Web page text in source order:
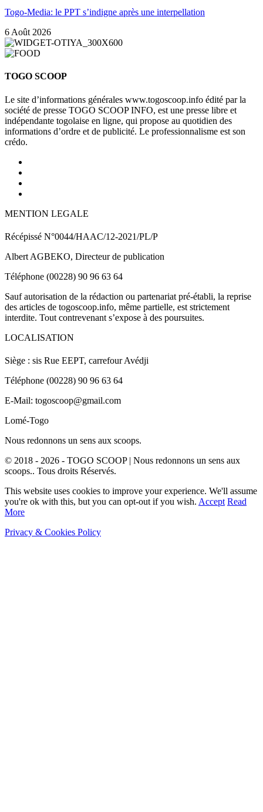
Togo-Media: le PPT s’indigne après une interpellation
6 Août 2026
TOGO SCOOP
Le site d’informations générales www.togoscoop.info édité par la
société de presse TOGO SCOOP INFO, est une presse libre et
indépendante togolaise en ligne, qui propose au quotidien des
informations d’ordre et de publicité. Le professionnalisme est son
crédo.
MENTION LEGALE
Récépissé N°0044/HAAC/12-2021/PL/P
Albert AGBEKO, Directeur de publication
Téléphone (00228) 90 96 63 64
Sauf autorisation de la rédaction ou partenariat pré-établi, la reprise
des articles de togoscoop.info, même partielle, est strictement
interdite. Tout contrevenant s’expose à des poursuites.
LOCALISATION
Siège : sis Rue EEPT, carrefour Avédji
Téléphone (00228) 90 96 63 64
E-Mail: togoscoop@gmail.com
Lomé-Togo
Nous redonnons un sens aux scoops.
© 2018 - 2026 - TOGO SCOOP | Nous redonnons un sens aux
scoops.. Tous droits Réservés.
This website uses cookies to improve your experience. We'll assume
you're ok with this, but you can opt-out if you wish. Accept Read
More
Privacy & Cookies Policy